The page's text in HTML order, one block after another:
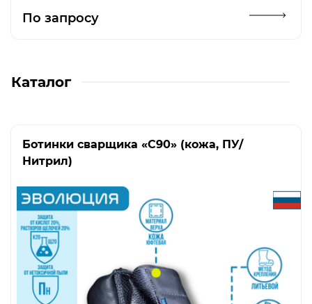
По запросу
Каталог
Ботинки сварщика «C90» (кожа, ПУ/
Нитрил)